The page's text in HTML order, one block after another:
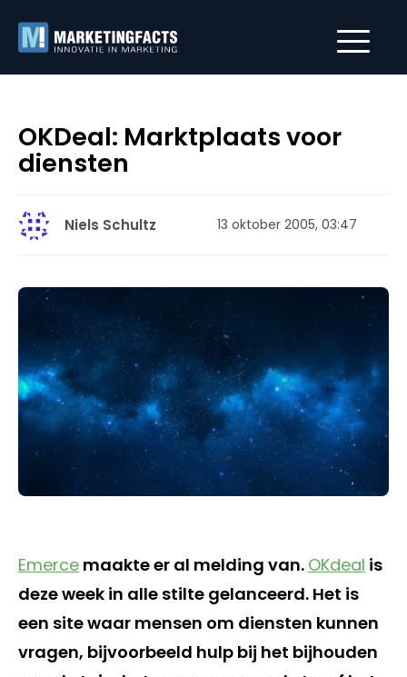
OKDeal: Marktplaats voor
diensten
Niels Schultz 13 oktober 2005, 03:47
Emerce maakte er al melding van. OKdeal is
deze week in alle stilte gelanceerd. Het is
een site waar mensen om diensten kunnen
vragen, bijvoorbeeld hulp bij het bijhouden